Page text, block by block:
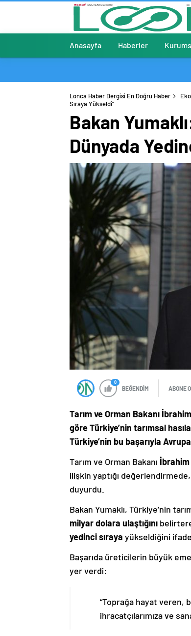
Anasayfa Haberler
Lonca Haber Dergisi En Doğru Haber
Sıraya Yükseldi”
Bakan
Dünyada
0
BEĞENDİM ABONE
Tarım ve Orman Bakanı
göre Türkiye’nin tarımsal
Türkiye’nin bu başarıyla
Tarım ve Orman Bakanı İbrahim
ilişkin yaptığı değerlendirmede,
duyurdu.
Bakan Yumaklı, Türkiye’nin
milyar dolara ulaştığını
yedinci sıraya yükseldiğini
Başarıda üreticilerin büyük
yer verdi:
“Toprağa hayat
ihracatçılarımıza ve